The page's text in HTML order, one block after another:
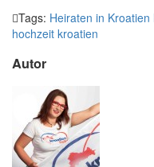
Tags: Heiraten in Kroatien
hochzeit kroatien
Autor